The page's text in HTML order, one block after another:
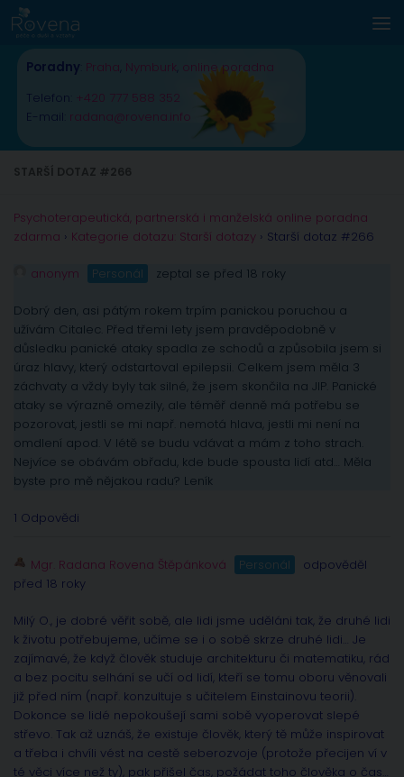
Skip to content
Poradny Praha Nymburk online poradna
Telefon: +420 777 588 352
E-mail: radana@rovena.info
Psychoterapeutická, partnerská i manželská online poradna
zdarma › Kategorie dotazu: Starší dotazy › Starší dotaz #266
anonym Personál zeptal se před 18 roky
Dobrý den, asi pátým rokem trpím panickou poruchou a
užívám Citalec. Před třemi lety jsem pravděpodobně v
důsledku panické ataky spadla ze schodů a způsobila jsem si
úraz hlavy, který odstartoval epilepsii. Celkem jsem měla 3
záchvaty a vždy byly tak silné, že jsem skončila na JIP. Panické
ataky se výrazně omezily, ale téměř denně má potřebu se
pozorovat, jestli se mi např. nemotá hlava, jestli mi není na
omdlení apod. V létě se budu vdávat a mám z toho strach.
Nejvíce se obávám obřadu, kde bude spousta lidí atd… Měla
byste pro mě nějakou radu? Leník
1 Odpovědi
Mgr. Radana Rovena Štěpánková Personál
odpověděl
před 18 roky
Milý O., je dobré věřit sobě, ale lidi jsme uděláni tak, že druhé lidi
k životu potřebujeme, učíme se i o sobě skrze druhé lidi… Je
zajímavé, že když člověk studuje architekturu či matematiku, rád
a bez pocitu selhání se učí od lidí, kteří se tomu oboru věnovali
již před ním (např. konzultuje s učitelem Einstainovu teorii).
Dokonce se lidé nepokoušejí sami sobě vyoperovat slepé
střevo. Tak až uznáš, že existuje člověk, který tě může inspirovat
a třeba i chvíli vést na cestě seberozvoje (protože přecijen ví v
té věci více než ty), pak přišel čas, požádat toho člověka o čas…